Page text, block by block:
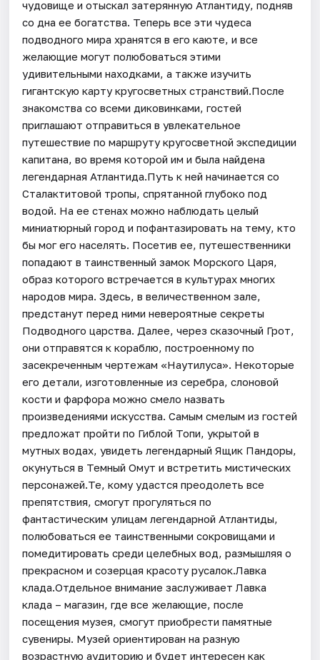
чудовище и отыскал затерянную Атлантиду, подняв
со дна ее богатства. Теперь все эти чудеса
подводного мира хранятся в его каюте, и все
желающие могут полюбоваться этими
удивительными находками, а также изучить
гигантскую карту кругосветных странствий.После
знакомства со всеми диковинками, гостей
приглашают отправиться в увлекательное
путешествие по маршруту кругосветной экспедиции
капитана, во время которой им и была найдена
легендарная Атлантида.Путь к ней начинается со
Сталактитовой тропы, спрятанной глубоко под
водой. На ее стенах можно наблюдать целый
миниатюрный город и пофантазировать на тему, кто
бы мог его населять. Посетив ее, путешественники
попадают в таинственный замок Морского Царя,
образ которого встречается в культурах многих
народов мира. Здесь, в величественном зале,
предстанут перед ними невероятные секреты
Подводного царства. Далее, через сказочный Грот,
они отправятся к кораблю, построенному по
засекреченным чертежам «Наутилуса». Некоторые
его детали, изготовленные из серебра, слоновой
кости и фарфора можно смело назвать
произведениями искусства. Самым смелым из гостей
предложат пройти по Гиблой Топи, укрытой в
мутных водах, увидеть легендарный Ящик Пандоры,
окунуться в Темный Омут и встретить мистических
персонажей.Те, кому удастся преодолеть все
препятствия, смогут прогуляться по
фантастическим улицам легендарной Атлантиды,
полюбоваться ее таинственными сокровищами и
помедитировать среди целебных вод, размышляя о
прекрасном и созерцая красоту русалок.Лавка
клада.Отдельное внимание заслуживает Лавка
клада – магазин, где все желающие, после
посещения музея, смогут приобрести памятные
сувениры. Музей ориентирован на разную
возрастную аудиторию и будет интересен как